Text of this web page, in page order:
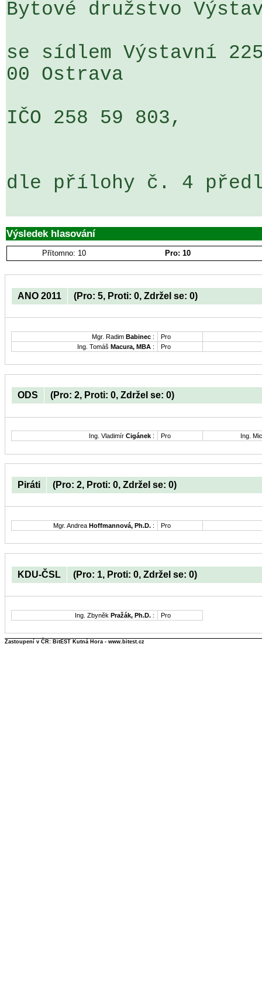
Bytové družstvo
se sídlem Výstavní
00 Ostrava
IČO 258 59 803,
dle přílohy č. 4
Výsledek hlasování
Přítomno: 10 Pro: 10
ANO 2011 (Pro: 5, Proti: 0, Zdržel se: 0)
Mgr. Radim Babinec :
Pro
Ing. Tomáš Macura, MBA : Pro
ODS (Pro: 2, Proti: 0, Zdržel se: 0)
Ing. Vladimír Cigánek : Pro Ing.
Piráti (Pro: 2, Proti: 0, Zdržel se: 0)
Mgr. Andrea Hoffmannová, Ph.D. : Pro
KDU-ČSL (Pro: 1, Proti: 0, Zdržel se: 0)
Ing. Zbyněk Pražák, Ph.D. : Pro
Zastoupení v ČR: BitEST Kutná Hora - www.bitest.cz